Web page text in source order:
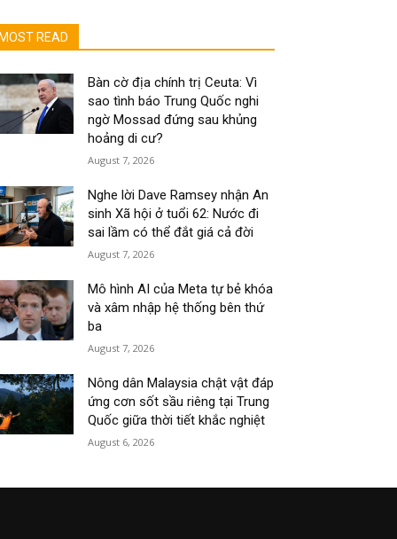
MOST READ
Bàn cờ địa chính trị Ceuta: Vì
sao tình báo Trung Quốc nghi
ngờ Mossad đứng sau khủng
hoảng di cư?
August 7, 2026
Nghe lời Dave Ramsey nhận An
sinh Xã hội ở tuổi 62: Nước đi
sai lầm có thể đắt giá cả đời
August 7, 2026
Mô hình AI của Meta tự bẻ khóa
và xâm nhập hệ thống bên thứ
ba
August 7, 2026
Nông dân Malaysia chật vật đáp
ứng cơn sốt sầu riêng tại Trung
Quốc giữa thời tiết khắc nghiệt
August 6, 2026